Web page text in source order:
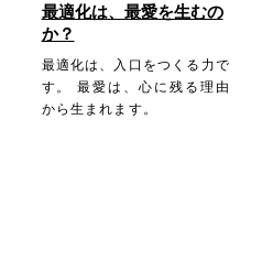
最適化は、最愛を生むの
か？
最適化は、入口をつくる力で
す。 最愛は、心に残る理由
から生まれます。